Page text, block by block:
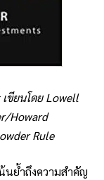
ขียนโดย Lowell
Howard
Rule
นย้ำถึงความสำคัญ